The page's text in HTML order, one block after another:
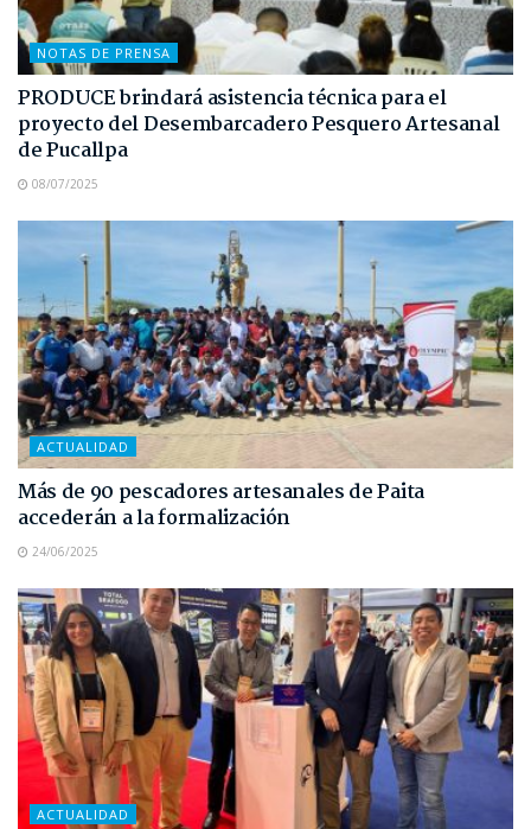
NOTAS DE PRENSA
PRODUCE brindará asistencia técnica para el
proyecto del Desembarcadero Pesquero Artesanal
de Pucallpa
08/07/2025
ACTUALIDAD
Más de 90 pescadores artesanales de Paita
accederán a la formalización
24/06/2025
ACTUALIDAD